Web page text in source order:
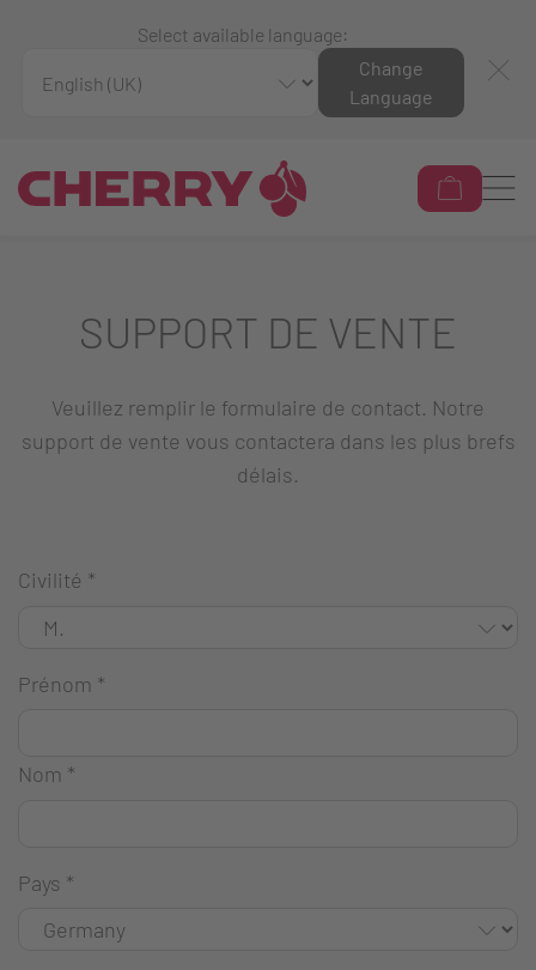
Select available language:
Change
Language
SUPPORT DE VENTE
Veuillez remplir le formulaire de contact. Notre
support de vente vous contactera dans les plus brefs
délais.
Civilité *
Prénom *
Nom *
Pays *